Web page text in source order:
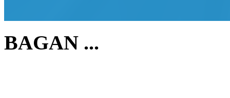
BAGAN ...